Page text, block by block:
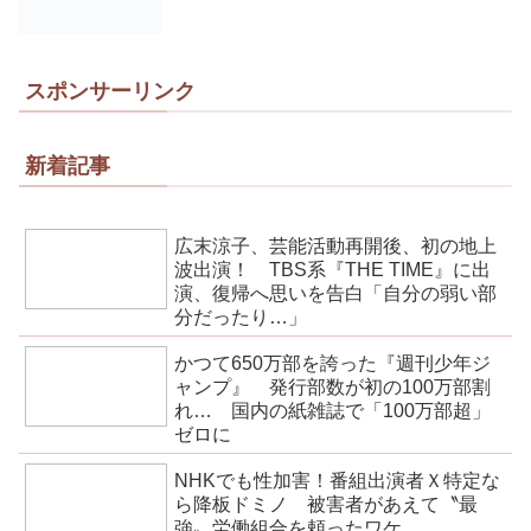
スポンサーリンク
新着記事
広末涼子、芸能活動再開後、初の地上
波出演！ TBS系『THE TIME』に出
演、復帰へ思いを告白「自分の弱い部
分だったり…」
かつて650万部を誇った『週刊少年ジ
ャンプ』 発行部数が初の100万部割
れ… 国内の紙雑誌で「100万部超」
ゼロに
NHKでも性加害！番組出演者Ｘ特定な
ら降板ドミノ 被害者があえて〝最